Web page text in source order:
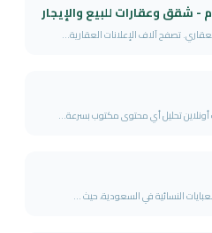
شقق وعقارات للبيع والإيجار
تصفح آلاف الإعلانات العقارية...
أونلاين تحليل أي محتوى مكتوب بسرعة...
النسائية في السعودية، حيث ...